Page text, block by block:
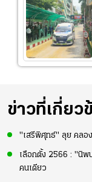
ข่าวที่เกี่ยว
"เสรีพิศุทธ์" ลุย คลอ
เลือกตั้ง 2566 : "นิพ
คนเดียว